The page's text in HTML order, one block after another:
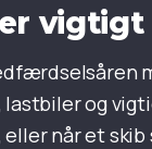
vigtigt
lastbiler og
når et